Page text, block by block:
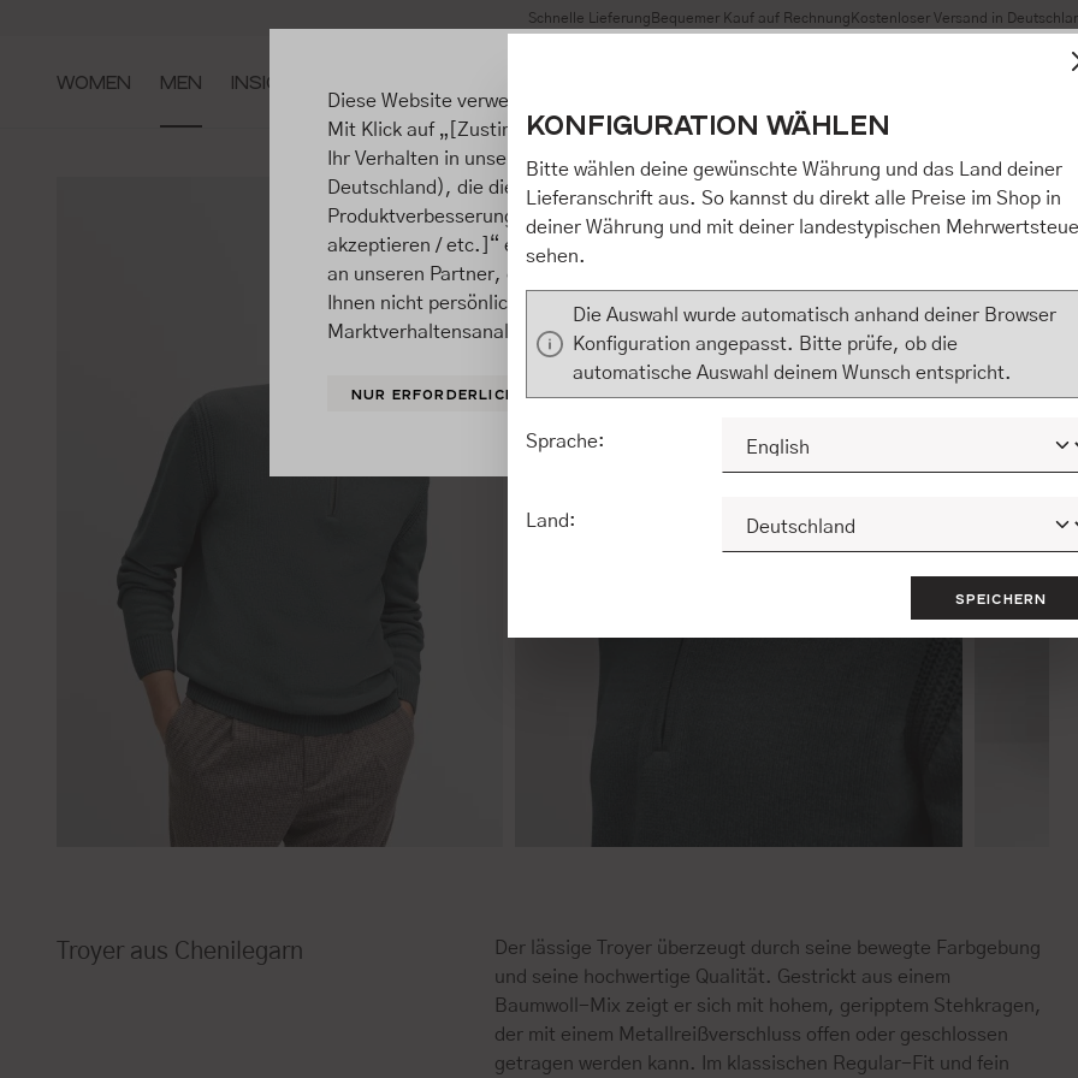
Zur Hauptnavigation springen Schnelle Lieferung Bequemer Kauf auf Rechnung Kostenloser Versand in
WOMEN MEN INSIGHTS
Troyer aus Chenilegarn
Der lässige Troyer überzeugt durch seine bewegte Farbgebung
und seine hochwertige Qualität. Gestrickt aus einem
Baumwoll-Mix zeigt er sich mit hohem, geripptem Stehkragen,
der mit einem Metallreißverschluss offen oder geschlossen
getragen werden kann. Im klassischen Regular-Fit und fein
Diese Website verwendet Cookies, um eine bestmögliche Erfahrung bieten zu können.
Mit Klick auf „[Zustimmen / Alles akzeptieren / etc.]“ erteilen Sie Ihre Einwilligung
Ihr Verhalten in unserem Shop an unseren Partner, die shopware AG (Ebbinghoff 10,
Deutschland), die diese Daten Ihnen nicht persönlich zuordnen kann, sie aber zu
Produktverbesserungen, Marktverhaltensanalysen) verarbeiten darf. Mit Klick auf
akzeptieren / etc.]“ erteilen Sie Ihre Einwilligung auch in die Weitergabe über Ihr
an unseren Partner, die shopware AG (Ebbinghoff 10, 48624 Schöppingen,
Ihnen nicht persönlich zuordnen kann, sie aber zu eigenen Zwecken (z.B.
Marktverhaltensanalysen) verarbeiten darf.
NUR ERFORDERLICHE KONFIGURIEREN ALLE COOKIES
KONFIGURATION WÄHLEN
Bitte wählen deine gewünschte Währung und das Land deiner
Lieferanschrift aus. So kannst du direkt alle Preise im Shop in
deiner Währung und mit deiner landestypischen
sehen.
Die Auswahl wurde automatisch anhand deiner Browser
Konfiguration angepasst. Bitte prüfe, ob die
automatische Auswahl deinem Wunsch entspricht.
Sprache:
Land:
SPEICHERN